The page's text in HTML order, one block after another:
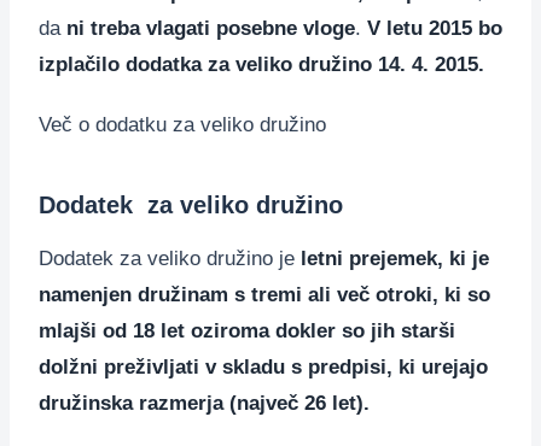
da ni treba vlagati posebne vloge. V letu 2015 bo
izplačilo dodatka za veliko družino 14. 4. 2015.
Več o dodatku za veliko družino
Dodatek za veliko družino
Dodatek za veliko družino je letni prejemek, ki je
namenjen družinam s tremi ali več otroki, ki so
mlajši od 18 let oziroma dokler so jih starši
dolžni preživljati v skladu s predpisi, ki urejajo
družinska razmerja (največ 26 let).